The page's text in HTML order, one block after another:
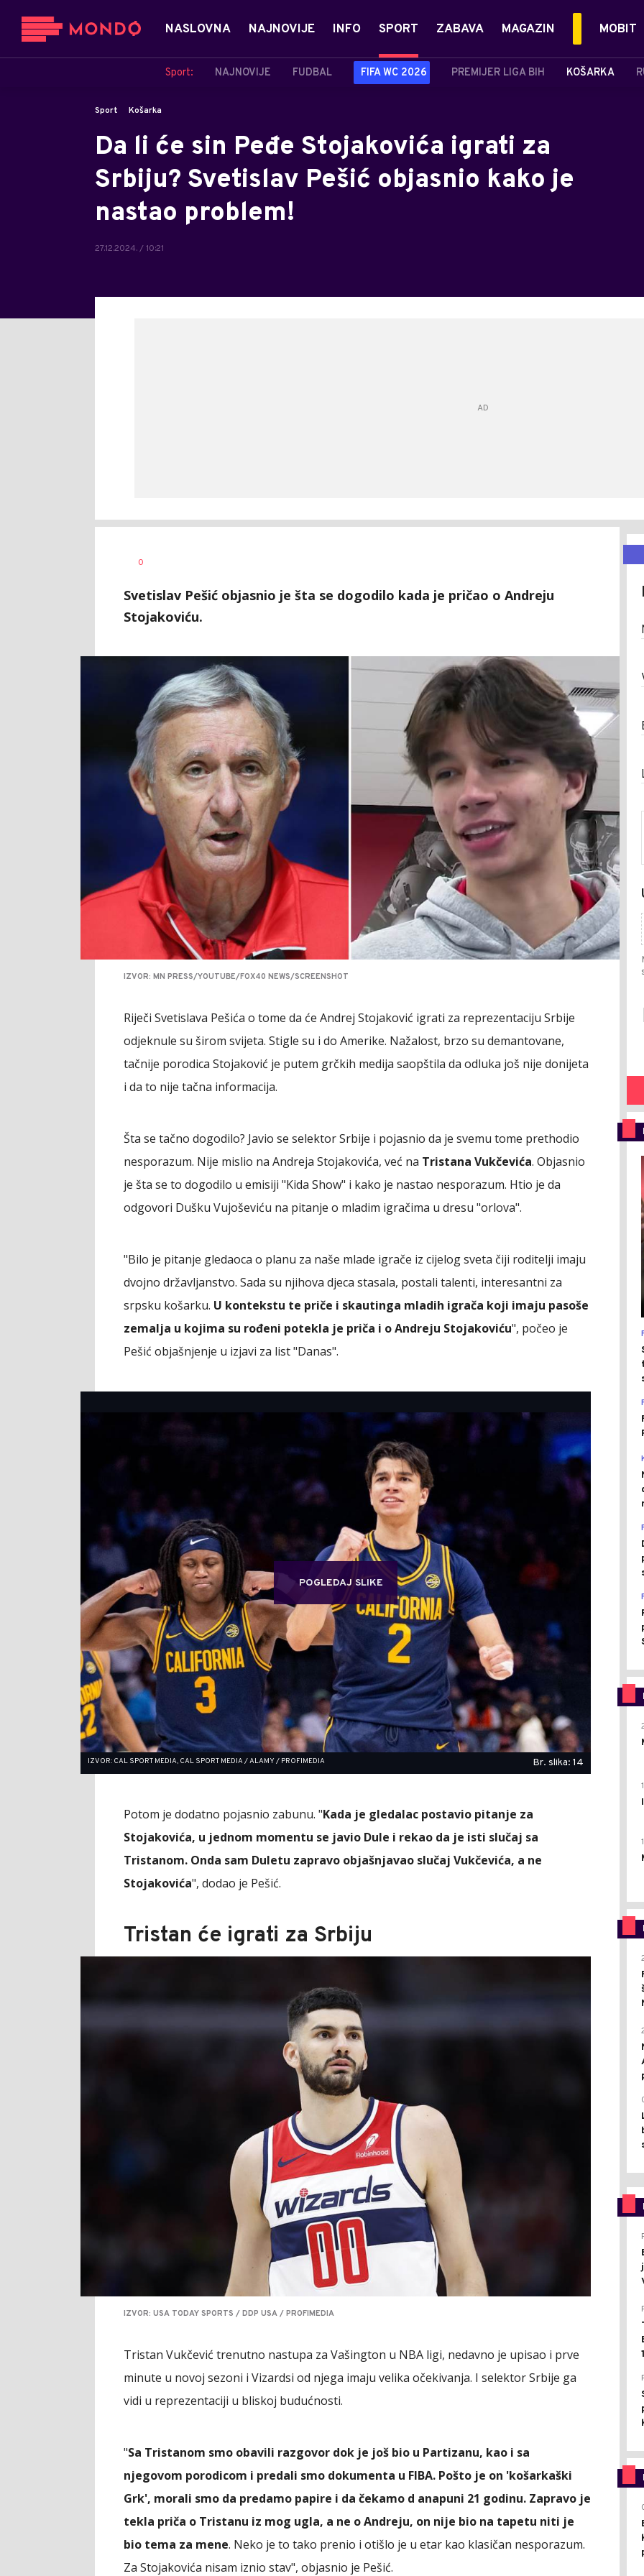
NASLOVNA NAJNOVIJE INFO SPORT
Sport: NAJNOVIJE FUDBAL FIFA WC 2026 PREMIJER LIGA BIH KOŠARKA
ZABAVA MAGAZIN MOBIT
Sport Košarka
Da li će sin Peđe Stojakovića igrati za
Srbiju? Svetislav Pešić objasnio kako je
nastao problem!
27.12.2024. / 10:21
AUTOR
0
Svetislav Pešić objasnio je šta se dogodilo kada je pričao o Andreju
Stojakoviću.
IZVOR: MN PRESS/YOUTUBE/FOX40 NEWS/SCREENSHOT
Riječi Svetislava Pešića o tome da će Andrej Stojaković igrati za reprezentaciju Srbije
odjeknule su širom svijeta. Stigle su i do Amerike. Nažalost, brzo su demantovane,
tačnije porodica Stojaković je putem grčkih medija saopštila da odluka još nije donijeta
i da to nije tačna informacija.
Šta se tačno dogodilo? Javio se selektor Srbije i pojasnio da je svemu tome prethodio
nesporazum. Nije mislio na Andreja Stojakovića, već na Tristana Vukčevića. Objasnio
je šta se to dogodilo u emisiji "Kida Show" i kako je nastao nesporazum. Htio je da
odgovori Dušku Vujoševiću na pitanje o mladim igračima u dresu "orlova".
"Bilo je pitanje gledaoca o planu za naše mlade igrače iz cijelog sveta čiji roditelji imaju
dvojno državljanstvo. Sada su njihova djeca stasala, postali talenti, interesantni za
srpsku košarku. U kontekstu te priče i skautinga mladih igrača koji imaju pasoše
zemalja u kojima su rođeni potekla je priča i o Andreju Stojakoviću", počeo je
Pešić objašnjenje u izjavi za list "Danas".
POGLEDAJ SLIKE
IZVOR: CAL SPORT MEDIA, CAL SPORT MEDIA / ALAMY / PROFIMEDIA Br. slika: 14
Potom je dodatno pojasnio zabunu. "Kada je gledalac postavio pitanje za
Stojakovića, u jednom momentu se javio Dule i rekao da je isti slučaj sa
Tristanom. Onda sam Duletu zapravo objašnjavao slučaj Vukčevića, a ne
Stojakovića", dodao je Pešić.
Tristan će igrati za Srbiju
IZVOR: USA TODAY SPORTS / DDP USA / PROFIMEDIA
Tristan Vukčević trenutno nastupa za Vašington u NBA ligi, nedavno je upisao i prve
minute u novoj sezoni i Vizardsi od njega imaju velika očekivanja. I selektor Srbije ga
vidi u reprezentaciji u bliskoj budućnosti.
"Sa Tristanom smo obavili razgovor dok je još bio u Partizanu, kao i sa
njegovom porodicom i predali smo dokumenta u FIBA. Pošto je on 'košarkaški
Grk', morali smo da predamo papire i da čekamo d anapuni 21 godinu. Zapravo je
tekla priča o Tristanu iz mog ugla, a ne o Andreju, on nije bio na tapetu niti je
bio tema za mene. Neko je to tako prenio i otišlo je u etar kao klasičan nesporazum.
Za Stojakovića nisam iznio stav", objasnio je Pešić.